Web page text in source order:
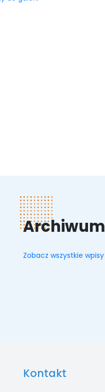
Archiwum
Zobacz wszystkie wpisy
Kontakt